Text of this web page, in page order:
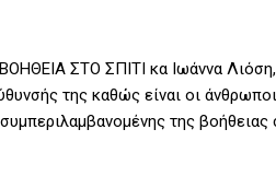
ΒΟΗΘΕΙΑ ΣΤΟ ΣΠΙΤΙ κα Ιωάννα
της καθώς είναι οι άνθρωποι
της βοήθειας